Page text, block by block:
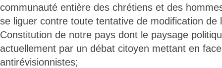
communauté entière des chrétiens et des
se liguer contre toute tentative de modification de
Constitution de notre pays dont le paysage
actuellement par un débat citoyen mettant en
antirévisionnistes;